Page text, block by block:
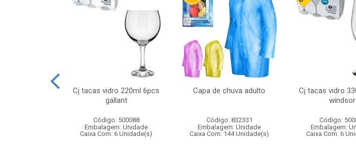
Cj tacas vidro 220ml 6pcs
gallant
Código: 500088
Embalagem: Unidade
Caixa Com: 6 Unidade(s)
Capa de chuva adulto
Código: 832331
Embalagem: Unidade
Caixa Com: 144 Unidade(s)
Cj tacas vidro
windsor
Código:
Embalagem:
Caixa Com: 6